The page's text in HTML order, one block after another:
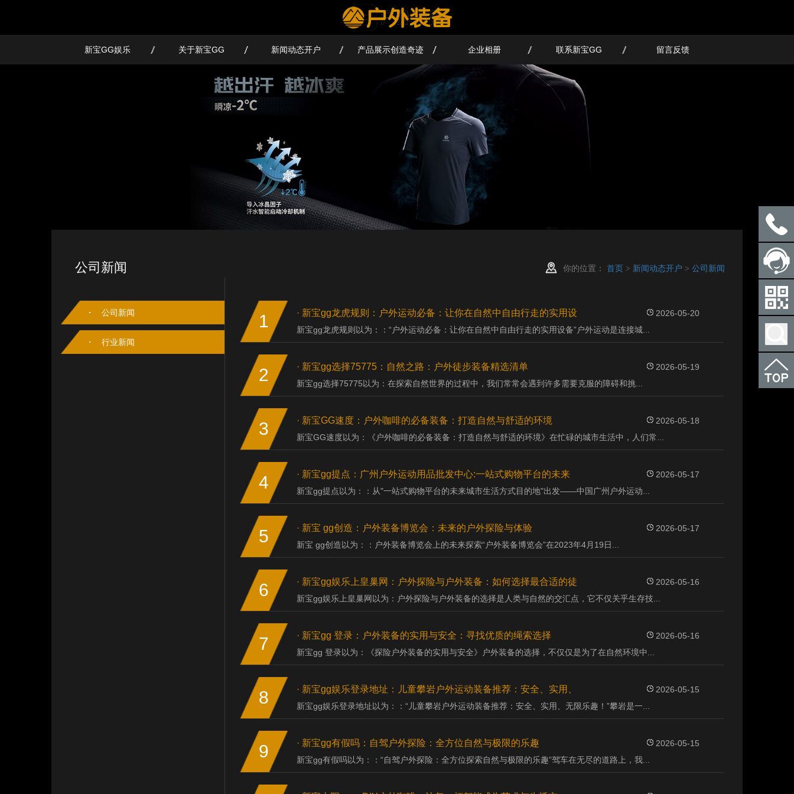
新宝GG娱乐 关于新宝GG 新闻动态开户 产品展示创造奇迹 企业相册 联系新宝GG 留言反馈
公司新闻 你的位置： 首页 > 新闻动态开户 > 公司新闻
公司新闻
行业新闻
1 · 新宝gg龙虎规则：户外运动必备：让你在自然中自由行走的实用设
2026-05-20
新宝gg龙虎规则以为：：“户外运动必备：让你在自然中自由行走的实用设备”户外运动是连接城...
2 · 新宝gg选择75775：自然之路：户外徒步装备精选清单
2026-05-19
新宝gg选择75775以为：在探索自然世界的过程中，我们常常会遇到许多需要克服的障碍和挑...
3 · 新宝GG速度：户外咖啡的必备装备：打造自然与舒适的环境
2026-05-18
新宝GG速度以为：《户外咖啡的必备装备：打造自然与舒适的环境》在忙碌的城市生活中，人们常...
4 · 新宝gg提点：广州户外运动用品批发中心:一站式购物平台的未来
2026-05-17
新宝gg提点以为：：从"一站式购物平台的未来城市生活方式目的地"出发——中国广州户外运动...
5 · 新宝 gg创造：户外装备博览会：未来的户外探险与体验
2026-05-17
新宝 gg创造以为：：户外装备博览会上的未来探索“户外装备博览会”在2023年4月19日...
6 · 新宝gg娱乐上皇巢网：户外探险与户外装备：如何选择最合适的徒
2026-05-16
新宝gg娱乐上皇巢网以为：户外探险与户外装备的选择是人类与自然的交汇点，它不仅关乎生存技...
7 · 新宝gg 登录：户外装备的实用与安全：寻找优质的绳索选择
2026-05-16
新宝gg 登录以为：《探险户外装备的实用与安全》户外装备的选择，不仅仅是为了在自然环境中...
8 · 新宝gg娱乐登录地址：儿童攀岩户外运动装备推荐：安全、实用、
2026-05-15
新宝gg娱乐登录地址以为：：“儿童攀岩户外运动装备推荐：安全、实用、无限乐趣！”攀岩是一...
9 · 新宝gg有假吗：自驾户外探险：全方位自然与极限的乐趣
2026-05-15
新宝gg有假吗以为：：“自驾户外探险：全方位探索自然与极限的乐趣”驾车在无尽的道路上，我...